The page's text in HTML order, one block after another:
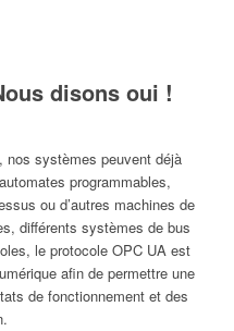
disons oui !
nos systèmes peuvent déjà
programmables,
ou d’autres machines de
différents systèmes de bus
le protocole OPC UA est
afin de permettre une
de fonctionnement et des